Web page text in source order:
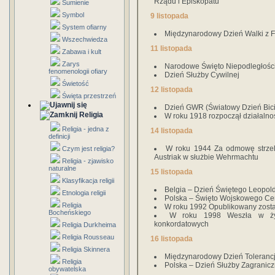
Sumienie
Symbol
System ofiarny
Wszechwiedza
Zabawa i kult
Zarys
fenomenologii ofiary
Świetość
Święta przestrzeń
Religia
Religia - jedna z
definicji
Czym jest religia?
Religia - zjawisko
naturalne
Klasyfikacja religii
Etnologia religii
Religia
Bocheńskiego
Religia Durkheima
Religia Rousseau
Religia Skinnera
Religia
obywatelska
9 listopada
Międzynarodowy Dzień Walki z
11 listopada
Narodowe Święto
Dzień Służby Cywilnej
12 listopada
Dzień GWR (Światowy Dzień
W roku 1918 rozpoczął
14 listopada
W roku 1944 Za odmowę
Austriak w służbie Wehrmachtu
15 listopada
Belgia – Dzień Świętego
Polska – Święto Wojskowego
W roku 1992 Opublikowany
W roku 1998 Weszła w
konkordatowych
16 listopada
Międzynarodowy Dzień
Polska – Dzień Służby